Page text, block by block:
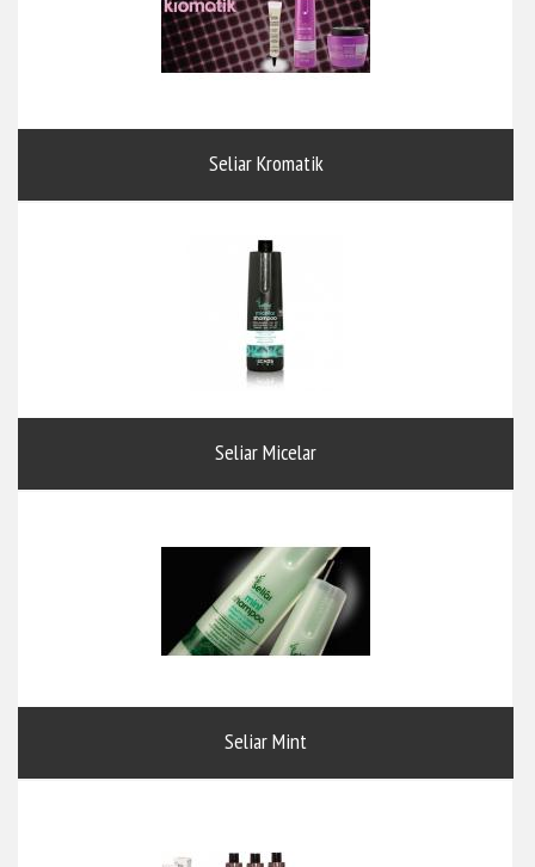
Seliar Kromatik
Seliar Micelar
Seliar Mint